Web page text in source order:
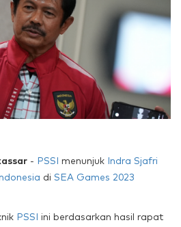
- PSSI menunjuk Indra Sjafri
di SEA Games 2023
PSSI ini berdasarkan hasil rapat